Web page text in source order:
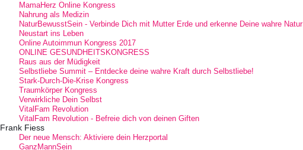
MamaHerz Online Kongress
Nahrung als Medizin
NaturBewusstSein - Verbinde Dich mit Mutter Erde und erkenne Deine wahre Natur
Neustart ins Leben
Online Autoimmun Kongress 2017
ONLINE GESUNDHEITSKONGRESS
Raus aus der Müdigkeit
Selbstliebe Summit – Entdecke deine wahre Kraft durch Selbstliebe!
Stark-Durch-Die-Krise Kongress
Traumkörper Kongress
Verwirkliche Dein Selbst
VitalFam Revolution
VitalFam Revolution - Befreie dich von deinen Giften
Frank Fiess
Der neue Mensch: Aktiviere dein Herzportal
GanzMannSein